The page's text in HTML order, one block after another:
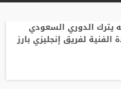
يترك الدوري السعودي
الفنية لفريق إنجليزي بارز